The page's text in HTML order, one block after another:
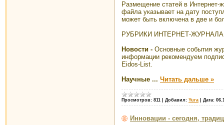
Размещение статей в
файла указывает на дату
может быть включена в две и
РУБРИКИ ИНТЕРНЕТ-
Новости - Основные события
информации рекомендуем
Eidos-List.
Научные ... Читать дальше »
Просмотров: 811 Добавил: Yura Дата:
Инновации - сегодня,